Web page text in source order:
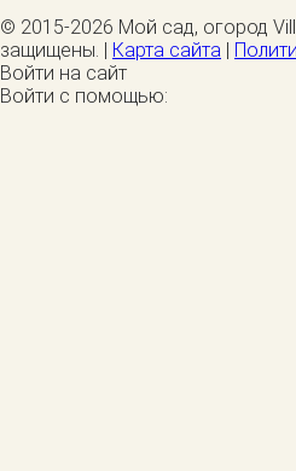
© 2015-2026 Мой сад, огород
защищены. | Карта сайта |
Войти на сайт
Войти с помощью: